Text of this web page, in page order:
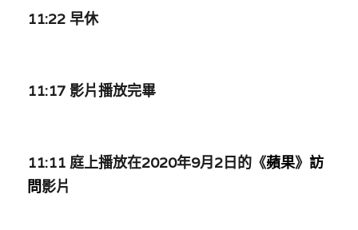
11:22 早休
11:17 影片播放完畢
11:11 庭上播放在2020年9月2日的《蘋果》 訪
問影片